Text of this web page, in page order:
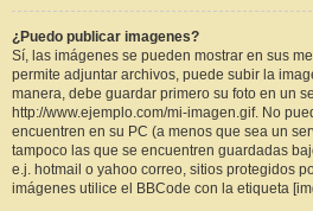
¿Puedo publicar imagenes?
Sí, las imágenes se pueden mostrar en sus
permite adjuntar archivos, puede subir la
manera, debe guardar primero su foto en un
http://www.ejemplo.com/mi-imagen.gif. No
encuentren en su PC (a menos que sea un
tampoco las que se encuentren guardadas
e.j. hotmail o yahoo correo, sitios protegidos
imágenes utilice el BBCode con la etiqueta